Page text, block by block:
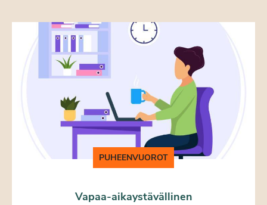
PUHEENVUOROT
Vapaa-aikaystävällinen